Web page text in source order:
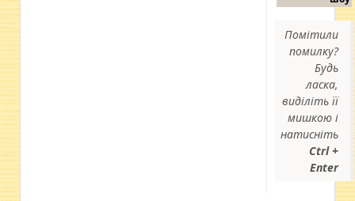
Помітили
помилку?
Будь
ласка,
виділіть її
мишкою і
натисніть
Ctrl +
Enter